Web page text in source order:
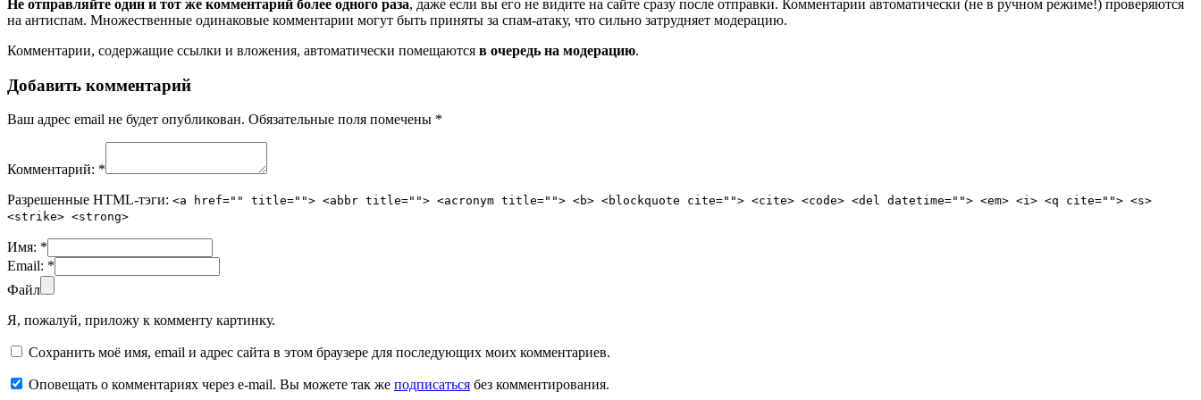
Не отправляйте один и тот же комментарий более одного раза, даже если вы его не видите на сайте сразу после отправки. Комментарии автоматически (не в ручном режиме!) проверяются
на антиспам. Множественные одинаковые комментарии могут быть приняты за спам-атаку, что сильно затрудняет модерацию.
Комментарии, содержащие ссылки и вложения, автоматически помещаются в очередь на модерацию.
Добавить комментарий
Ваш адрес email не будет опубликован. Обязательные поля помечены *
Комментарий: *
Разрешенные HTML-тэги: <a href="" title=""> <abbr title=""> <acronym title=""> <b> <blockquote cite=""> <cite> <code> <del datetime=""> <em> <i> <q cite=""> <s>
<strike> <strong>
Имя: *
Email: *
Файл
Я, пожалуй, приложу к комменту картинку.
Сохранить моё имя, email и адрес сайта в этом браузере для последующих моих комментариев.
Оповещать о комментариях через e-mail. Вы можете так же подписаться без комментирования.